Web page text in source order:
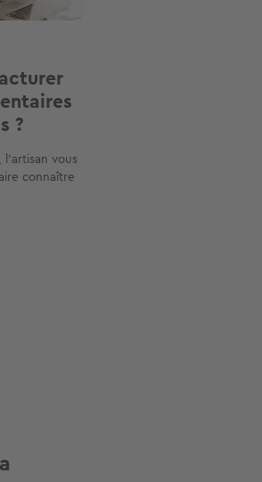
?
l'artisan vous
connaître